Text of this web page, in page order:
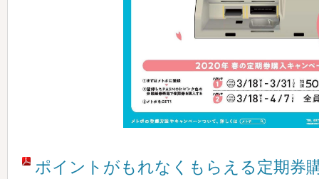
ポイントがもれなくもらえる定期券